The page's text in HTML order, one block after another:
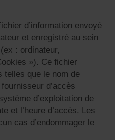
d’information envoyé
et enregistré au sein
: ordinateur,
»). Ce fichier
telles que le nom de
d’accès
d’exploitation de
et l’heure d’accès. Les
cas d’endommager le